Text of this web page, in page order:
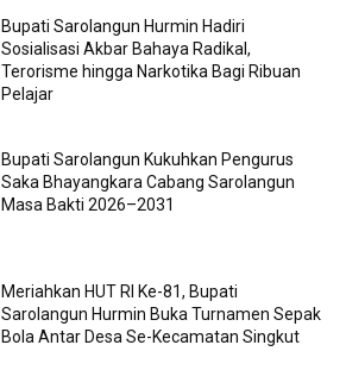
Bupati Sarolangun Hurmin Hadiri
Sosialisasi Akbar Bahaya Radikal,
Terorisme hingga Narkotika Bagi Ribuan
Pelajar
Bupati Sarolangun Kukuhkan Pengurus
Saka Bhayangkara Cabang Sarolangun
Masa Bakti 2026–2031
Meriahkan HUT RI Ke-81, Bupati
Sarolangun Hurmin Buka Turnamen Sepak
Bola Antar Desa Se-Kecamatan Singkut